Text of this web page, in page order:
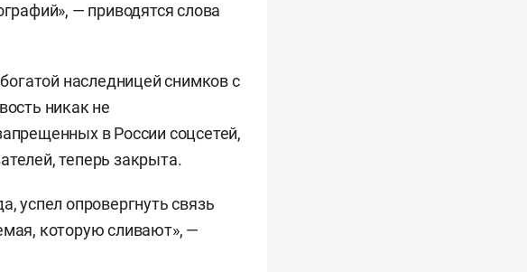
— приводятся слова
наследницей снимков с
никак не
в России соцсетей,
теперь закрыта.
успел опровергнуть связь
которую сливают», —